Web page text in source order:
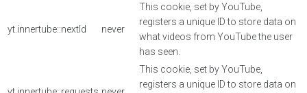
yt.innertube::nextId never
This cookie, set by YouTube,
registers a unique ID to store data on
what videos from YouTube the user
has seen.
This cookie, set by YouTube,
registers a unique ID to store data on